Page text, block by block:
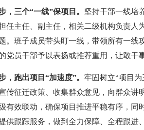
，三个“一线”保项目。 坚持干部一线培
任主任、副主任，相关二级机构负责
。班子成员带头盯一线，带领所有一
党员干部予以表扬或推荐重用，让敢干
，跑出项目“加速度”。 牢固树立“项目
传征迁政策、收集群众意见，向群众
有效联动，确保项目推进平稳有序，
供跟踪服务，做到全力保障、全程跟进